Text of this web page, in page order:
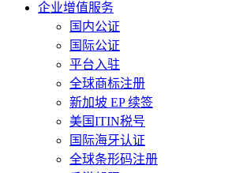
企业增值服务
国内公证
国际公证
平台入驻
全球商标注册
新加坡 EP 续签
美国ITIN税号
国际海牙认证
全球条形码注册